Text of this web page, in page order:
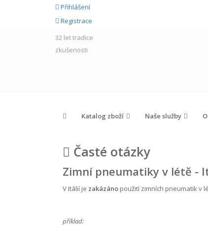
Přihlášení
Registrace
32 lettradice
zkušenosti
Katalog zboží Naše služby
Časté otázky
Zimní pneumatiky v létě -
V Itálií je zakázáno použití zimních pneumatik v
příklad: